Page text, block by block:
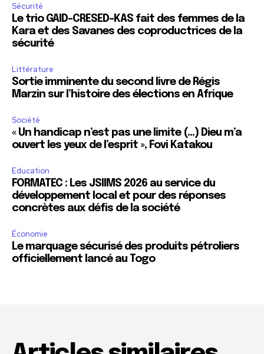
Sécurité
Le trio GAID-CRESED-KAS fait des femmes de la
Kara et des Savanes des coproductrices de la
sécurité
Littérature
Sortie imminente du second livre de Régis
Marzin sur l’histoire des élections en Afrique
Société
« Un handicap n’est pas une limite (…) Dieu m’a
ouvert les yeux de l’esprit », Fovi Katakou
Education
FORMATEC : Les JSIIMS 2026 au service du
développement local et pour des réponses
concrètes aux défis de la société
Économie
Le marquage sécurisé des produits pétroliers
officiellement lancé au Togo